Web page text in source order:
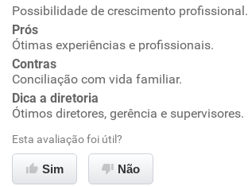
Oportunidade de promoção
Ambiente de trabalho
Conciliação com a vida familiar
Recomenda esta empresa
Possibilidade de crescimento profissional.
Prós
Ótimas experiências e profissionais.
Contras
Conciliação com vida familiar.
Dica a diretoria
Ótimos diretores, gerência e supervisores.
Esta avaliação foi útil?
Sim Não